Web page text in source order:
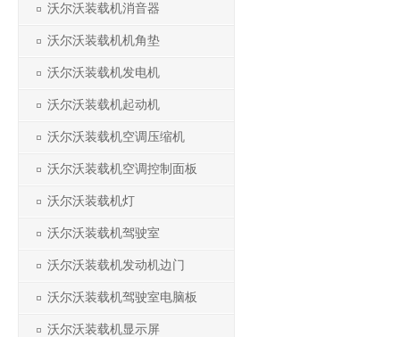
沃尔沃装载机消音器
沃尔沃装载机机角垫
沃尔沃装载机发电机
沃尔沃装载机起动机
沃尔沃装载机空调压缩机
沃尔沃装载机空调控制面板
沃尔沃装载机灯
沃尔沃装载机驾驶室
沃尔沃装载机发动机边门
沃尔沃装载机驾驶室电脑板
沃尔沃装载机显示屏